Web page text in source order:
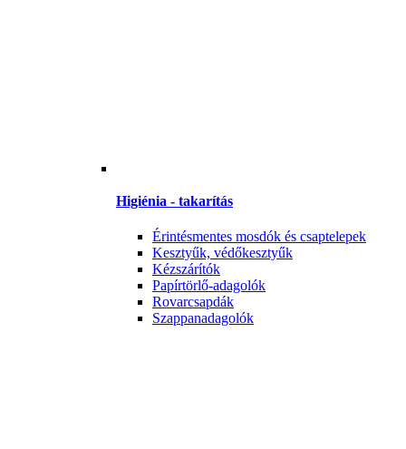
Higiénia - takarítás
Érintésmentes mosdók és csaptelepek
Kesztyűk, védőkesztyűk
Kézszárítók
Papírtörlő-adagolók
Rovarcsapdák
Szappanadagolók